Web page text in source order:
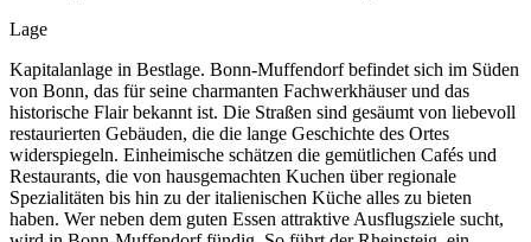
Lage
Kapitalanlage in Bestlage. Bonn-Muffendorf befindet sich im Süden
von Bonn, das für seine charmanten Fachwerkhäuser und das
historische Flair bekannt ist. Die Straßen sind gesäumt von liebevoll
restaurierten Gebäuden, die die lange Geschichte des Ortes
widerspiegeln. Einheimische schätzen die gemütlichen Cafés und
Restaurants, die von hausgemachten Kuchen über regionale
Spezialitäten bis hin zu der italienischen Küche alles zu bieten
haben. Wer neben dem guten Essen attraktive Ausflugsziele sucht,